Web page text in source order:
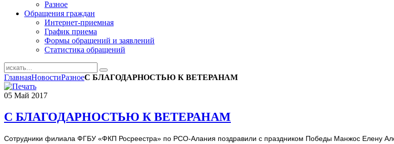
Разное
Обращения граждан
Интернет-приемная
График приема
Формы обращений и заявлений
Статистика обращений
ГлавнаяНовостиРазноеС БЛАГОДАРНОСТЬЮ К ВЕТЕРАНАМ
05 Май 2017
С БЛАГОДАРНОСТЬЮ К ВЕТЕРАНАМ
Сотрудники филиала ФГБУ «ФКП Росреестра» по РСО-Алания поздравили с праздником Победы Манжос Елену